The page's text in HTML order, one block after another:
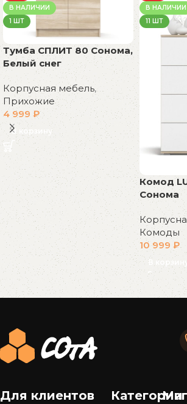
В НАЛИЧИИ
1 ШТ
Тумба СПЛИТ 80 Сонома,
Белый снег
Корпусная мебель,
Прихожие
4 999 ₽
В корзину
В НАЛИЧИИ
11 ШТ
Комод
Сонома
Комоды
10 999 ₽
В корзину
Read More
Для клиентов Категории